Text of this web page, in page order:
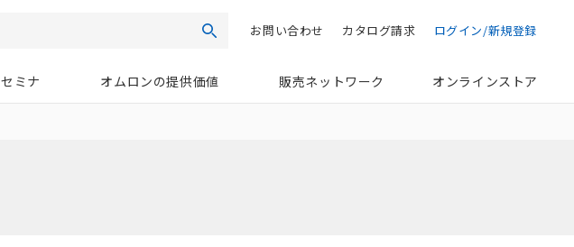
検索 ログイン/新規登録
カタログ請求
お問い合わせ
セミナ オムロンの提供価値 販売ネットワーク オンラインストア